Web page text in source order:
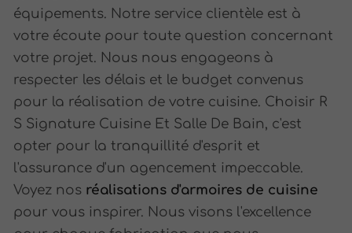
équipements. Notre service clientèle est à
votre écoute pour toute question concernant
votre projet. Nous nous engageons à
respecter les délais et le budget convenus
pour la réalisation de votre cuisine. Choisir R
S Signature Cuisine Et Salle De Bain, c'est
opter pour la tranquillité d'esprit et
l'assurance d'un agencement impeccable.
Voyez nos réalisations d'armoires de cuisine
pour vous inspirer. Nous visons l'excellence